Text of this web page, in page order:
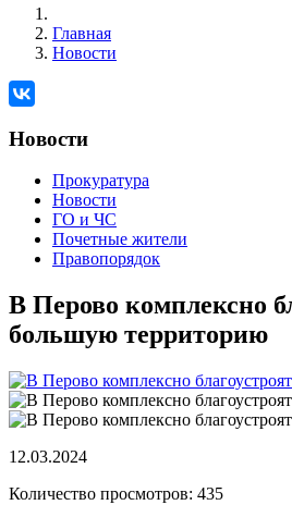
Главная
Новости
Новости
Прокуратура
Новости
ГО и ЧС
Почетные жители
Правопорядок
В Перово комплексно
большую территорию
12.03.2024
Количество просмотров: 435